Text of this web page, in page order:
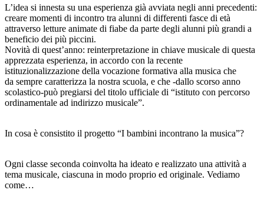
L’idea si innesta su una esperienza già avviata negli anni precedenti:
creare momenti di incontro tra alunni di differenti fasce di età
attraverso letture animate di fiabe da parte degli alunni più grandi a
beneficio dei più piccini.
Novità di quest’anno: reinterpretazione in chiave musicale di questa
apprezzata esperienza, in accordo con la recente
istituzionalizzazione della vocazione formativa alla musica che
da sempre caratterizza la nostra scuola, e che -dallo scorso anno
scolastico-può pregiarsi del titolo ufficiale di “istituto con percorso
ordinamentale ad indirizzo musicale”.
In cosa è consistito il progetto “I bambini incontrano la musica”?
Ogni classe seconda coinvolta ha ideato e realizzato una attività a
tema musicale, ciascuna in modo proprio ed originale. Vediamo
come…